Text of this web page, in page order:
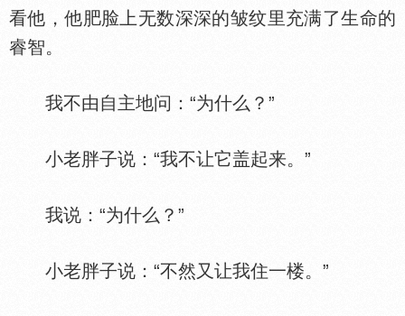
看他，他肥脸上无数深深的皱纹里充满了生命的
睿智。
我不由自主地问：“为什么？”
小老胖子说：“我不让它盖起来。”
我说：“为什么？”
小老胖子说：“不然又让我住一楼。”